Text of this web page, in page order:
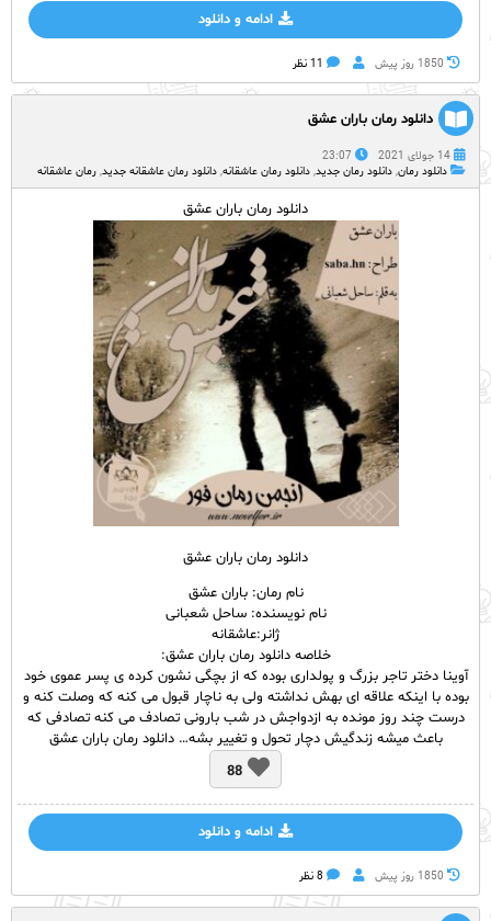
ادامه و دانلود
1850 روز پيش 11 نظر
دانلود رمان باران عشق
14 جولای 2021
23:07
دانلود رمان, دانلود رمان جدید, دانلود رمان عاشقانه, دانلود رمان عاشقانه جدید, رمان عاشقانه
دانلود رمان باران عشق
دانلود رمان باران عشق
نام رمان: باران عشق
نام نویسنده: ساحل شعبانی
ژانر:عاشقانه
خلاصه دانلود رمان باران عشق:
آوینا دختر تاجر بزرگ و پولداری بوده که از بچگی نشون کرده ی پسر عموی خود
بوده با اینکه علاقه ای بهش نداشته ولی به ناچار قبول می کنه که وصلت کنه و
درست چند روز مونده به ازدواجش در شب بارونی تصادف می کنه تصادفی که
باعث میشه زندگیش دچار تحول و تغییر بشه… دانلود رمان باران عشق
88
ادامه و دانلود
1850 روز پيش 8 نظر